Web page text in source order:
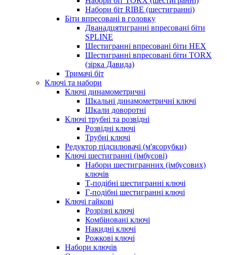
Набори біт RIBE (шестигранні)
Біти впресовані в головку
Дванадцятигранні впресовані біти
SPLINE
Шестигранні впресовані біти HEX
Шестигранні впресовані біти TORX
(зірка Давида)
Тримачі біт
Ключі та набори
Ключі динамометричні
Шкальні динамометричні ключі
Шкали доворотні
Ключі трубні та розвідні
Розвідні ключі
Трубні ключі
Редуктор підсилювачі (м'ясорубки)
Ключі шестигранні (імбусові)
Набори шестигранних (імбусових)
ключів
Т-подібні шестигранні ключі
Г-подібні шестигранні ключі
Ключі гайкові
Розрізні ключі
Комбіновані ключі
Накидні ключі
Рожкові ключі
Набори ключів